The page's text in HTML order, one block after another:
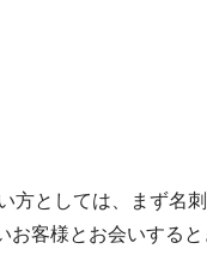
としては、まず名
客様とお会いする